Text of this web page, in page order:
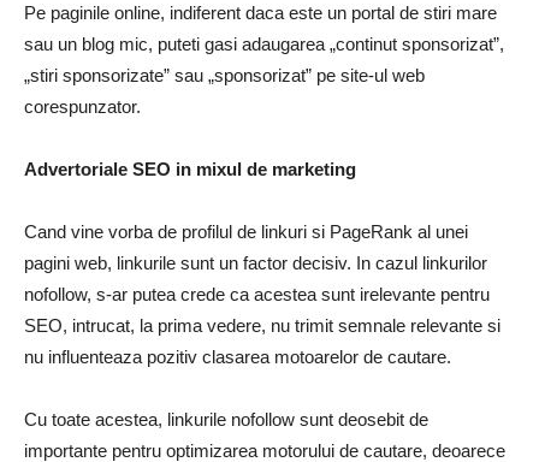
Pe paginile online, indiferent daca este un portal de stiri mare
sau un blog mic, puteti gasi adaugarea „continut sponsorizat”,
„stiri sponsorizate” sau „sponsorizat” pe site-ul web
corespunzator.
Advertoriale SEO in mixul de marketing
Cand vine vorba de profilul de linkuri si PageRank al unei
pagini web, linkurile sunt un factor decisiv. In cazul linkurilor
nofollow, s-ar putea crede ca acestea sunt irelevante pentru
SEO, intrucat, la prima vedere, nu trimit semnale relevante si
nu influenteaza pozitiv clasarea motoarelor de cautare.
Cu toate acestea, linkurile nofollow sunt deosebit de
importante pentru optimizarea motorului de cautare, deoarece